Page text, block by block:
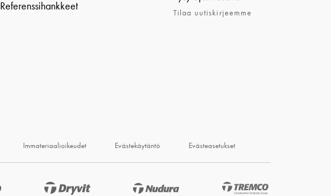
Referenssihankkeet Tilaa uutiskirjeemme
Immateriaalioikeudet Evästekäytäntö Evästeasetukset